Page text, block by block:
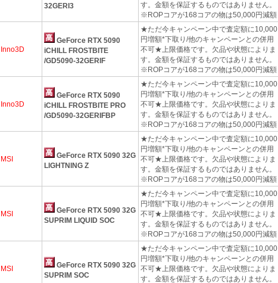
32GERI3
す。金額を保証するものではありません。
※ROPコアが168コアの物は50,000円減額
Inno3D
GeForce RTX 5090
iCHILL FROSTBITE
/GD5090-32GERIF
★ただ今キャンペーン中で査定額に10,000
円増額*下取り/他のキャンペーンとの併用
不可★上限価格です。欠品や状態によりま
す。金額を保証するものではありません。
※ROPコアが168コアの物は50,000円減額
Inno3D
GeForce RTX 5090
iCHILL FROSTBITE PRO
/GD5090-32GERIFBP
★ただ今キャンペーン中で査定額に10,000
円増額*下取り/他のキャンペーンとの併用
不可★上限価格です。欠品や状態によりま
す。金額を保証するものではありません。
※ROPコアが168コアの物は50,000円減額
MSI
GeForce RTX 5090 32G
LIGHTNING Z
★ただ今キャンペーン中で査定額に10,000
円増額*下取り/他のキャンペーンとの併用
不可★上限価格です。欠品や状態によりま
す。金額を保証するものではありません。
※ROPコアが168コアの物は50,000円減額
MSI
GeForce RTX 5090 32G
SUPRIM LIQUID SOC
★ただ今キャンペーン中で査定額に10,000
円増額*下取り/他のキャンペーンとの併用
不可★上限価格です。欠品や状態によりま
す。金額を保証するものではありません。
※ROPコアが168コアの物は50,000円減額
MSI
GeForce RTX 5090 32G
SUPRIM SOC
★ただ今キャンペーン中で査定額に10,000
円増額*下取り/他のキャンペーンとの併用
不可★上限価格です。欠品や状態によりま
す。金額を保証するものではありません。